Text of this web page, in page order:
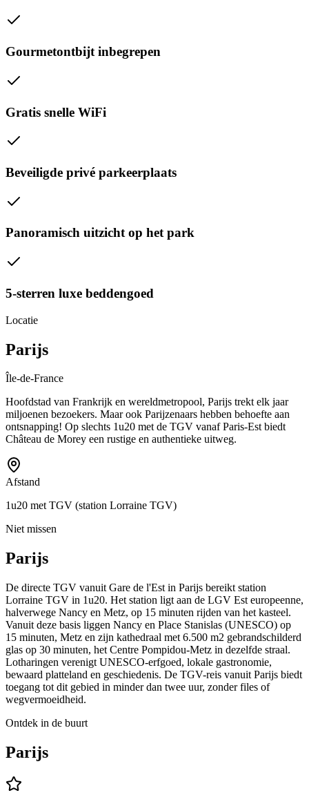
Gourmetontbijt inbegrepen
Gratis snelle WiFi
Beveiligde privé parkeerplaats
Panoramisch uitzicht op het park
5-sterren luxe beddengoed
Locatie
Parijs
Île-de-France
Hoofdstad van Frankrijk en wereldmetropool, Parijs trekt elk jaar
miljoenen bezoekers. Maar ook Parijzenaars hebben behoefte aan
ontsnapping! Op slechts 1u20 met de TGV vanaf Paris-Est biedt
Château de Morey een rustige en authentieke uitweg.
Afstand
1u20 met TGV (station Lorraine TGV)
Niet missen
Parijs
De directe TGV vanuit Gare de l'Est in Parijs bereikt station
Lorraine TGV in 1u20. Het station ligt aan de LGV Est europeenne,
halverwege Nancy en Metz, op 15 minuten rijden van het kasteel.
Vanuit deze basis liggen Nancy en Place Stanislas (UNESCO) op
15 minuten, Metz en zijn kathedraal met 6.500 m2 gebrandschilderd
glas op 30 minuten, het Centre Pompidou-Metz in dezelfde straal.
Lotharingen verenigt UNESCO-erfgoed, lokale gastronomie,
bewaard platteland en geschiedenis. De TGV-reis vanuit Parijs biedt
toegang tot dit gebied in minder dan twee uur, zonder files of
wegvermoeidheid.
Ontdek in de buurt
Parijs